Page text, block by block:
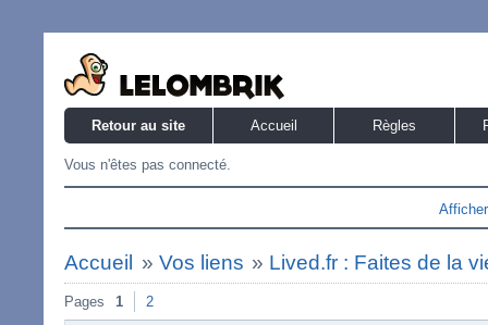
Retour au site Accueil Règles
Vous n'êtes pas connecté.
Accueil » Vos liens » Lived.fr : Faites de la
Pages 1 2